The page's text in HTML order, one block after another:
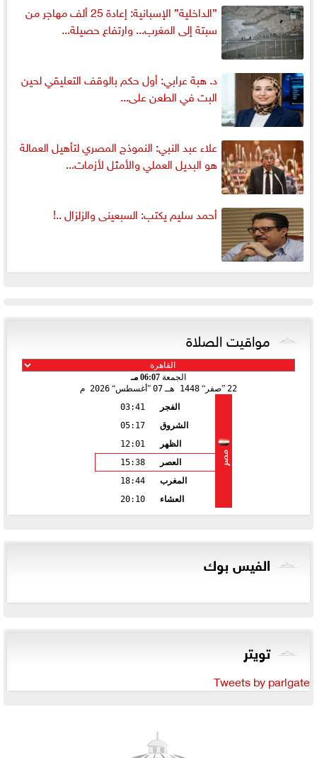
”الداخلية” الإسبانية: إعادة 25 ألف مهاجر من
سبتة إلى المغرب... وارتفاع حصيلة...
د. هبة عرابي: أول حكم بالوقف التعليقي لحين
البت في الطعن على...
علاء عبد النبي: النموذج المصري لتأهيل العمالة
هو البديل العملي والأمثل لأزمات...
أحمد سليم يكتب: السبعينى والزلزال ..!
مواقيت الصلاة
الجمعة 06:07 مـ
22 صفر 1448 هـ 07 أغسطس 2026 م
مصر
الفجر
03:41
الشروق
05:17
الظهر
12:01
العصر
15:38
المغرب
18:44
العشاء
20:10
الفيس بوك
تويتر
Tweets by parlgate